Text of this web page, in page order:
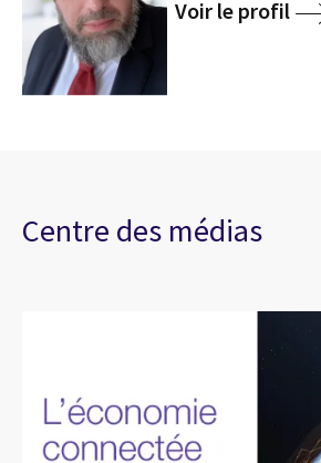
Voir le profil
Centre des médias